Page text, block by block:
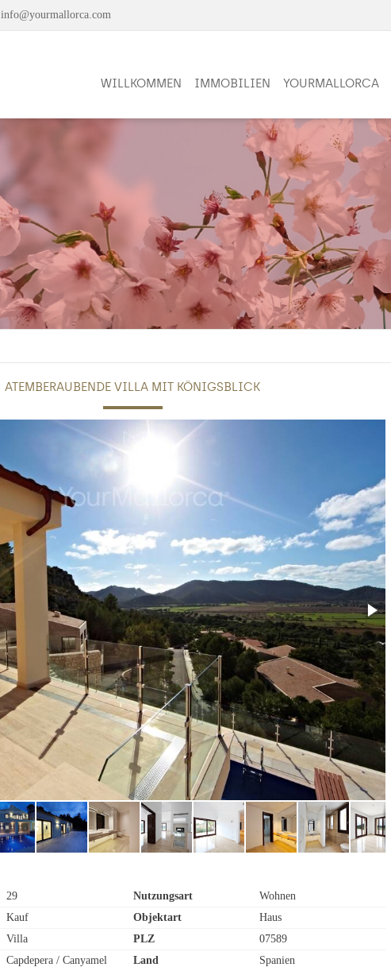
info@yourmallorca.com
WILLKOMMEN IMMOBILIEN YOURMALLORCA
ATEMBERAUBENDE VILLA MIT KÖNIGSBLICK
29 Nutzungsart
Wohnen
Kauf Objektart
Haus
Villa PLZ
07589
Capdepera / Canyamel Land
Spanien